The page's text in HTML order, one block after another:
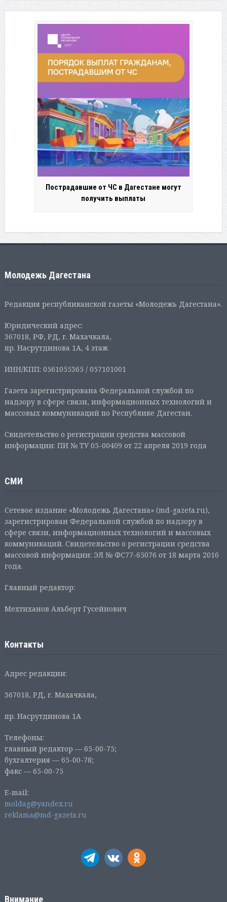
Пострадавшие от ЧС в Дагестане могут
получить выплаты
Молодежь Дагестана
Редакция республиканской газеты «Молодежь Дагестана».
Юридический адрес:
367018, РФ, РД, г. Махачкала,
пр. Насрутдинова 1А, 4 этаж
ИНН/КПП: 0561055365 / 057101001
Газета зарегистрирована Федеральной службой по
надзору в сфере связи, информационных технологий и
массовых коммуникаций по Республике Дагестан.
Свидетельство о регистрации средства массовой
информации: ПИ № ТУ 05-00409 от 22 апреля 2019 года
СМИ
Сетевое издание «Молодежь Дагестана» (md-gazeta.ru),
зарегистрирован Федеральной службой по надзору в
сфере связи, информационных технологий и массовых
коммуникаций. Свидетельство о регистрации средства
массовой информации: ЭЛ № ФС77-65076 от 18 марта 2016
года.
Главный редактор:
Мехтиханов Альберт Гусейнович
Контакты
Адрес редакции:
367018, РД, г. Махачкала,
пр. Насрутдинова 1А
Телефоны:
главный редактор — 65-00-75;
бухгалтерия — 65-00-78;
факс — 65-00-75
E-mail:
moldag@yandex.ru
reklama@md-gazeta.ru
Внимание